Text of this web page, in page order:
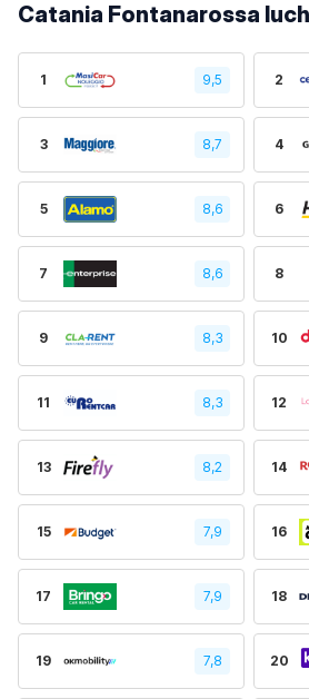
Catania Fontanarossa
1 9,5 2
3 8,7 4
5 8,6 6
7 8,6 8
9 8,3 10
11 8,3 12
13 8,2 14
15 7,9 16
17 7,9 18
19 7,8 20